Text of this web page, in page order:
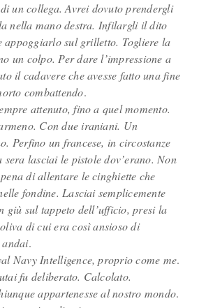
un collega. Avrei dovuto prendergli
nella mano destra. Infilargli il dito
appoggiarlo sul grilletto. Togliere la
un colpo. Per dare l’impressione a
il cadavere che avesse fatto una fine
combattendo.
attenuto, fino a quel momento.
Con due iraniani. Un
Perfino un francese, in circostanze
sera lasciai le pistole dov’erano. Non
di allentare le cinghiette che
fondine. Lasciai semplicemente
giù sul tappeto dell’ufficio, presi la
di cui era così ansioso di
.
Navy Intelligence, proprio come me.
fu deliberato. Calcolato.
appartenesse al nostro mondo.